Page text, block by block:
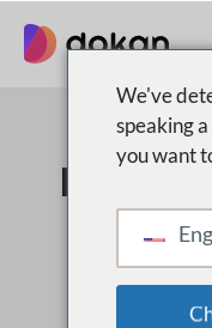
Inhalt
springen
Der
We've
speaking
you want